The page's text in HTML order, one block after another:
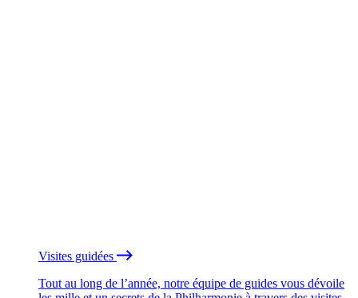
Visites guidées
Tout au long de l’année, notre équipe de guides vous dévoile